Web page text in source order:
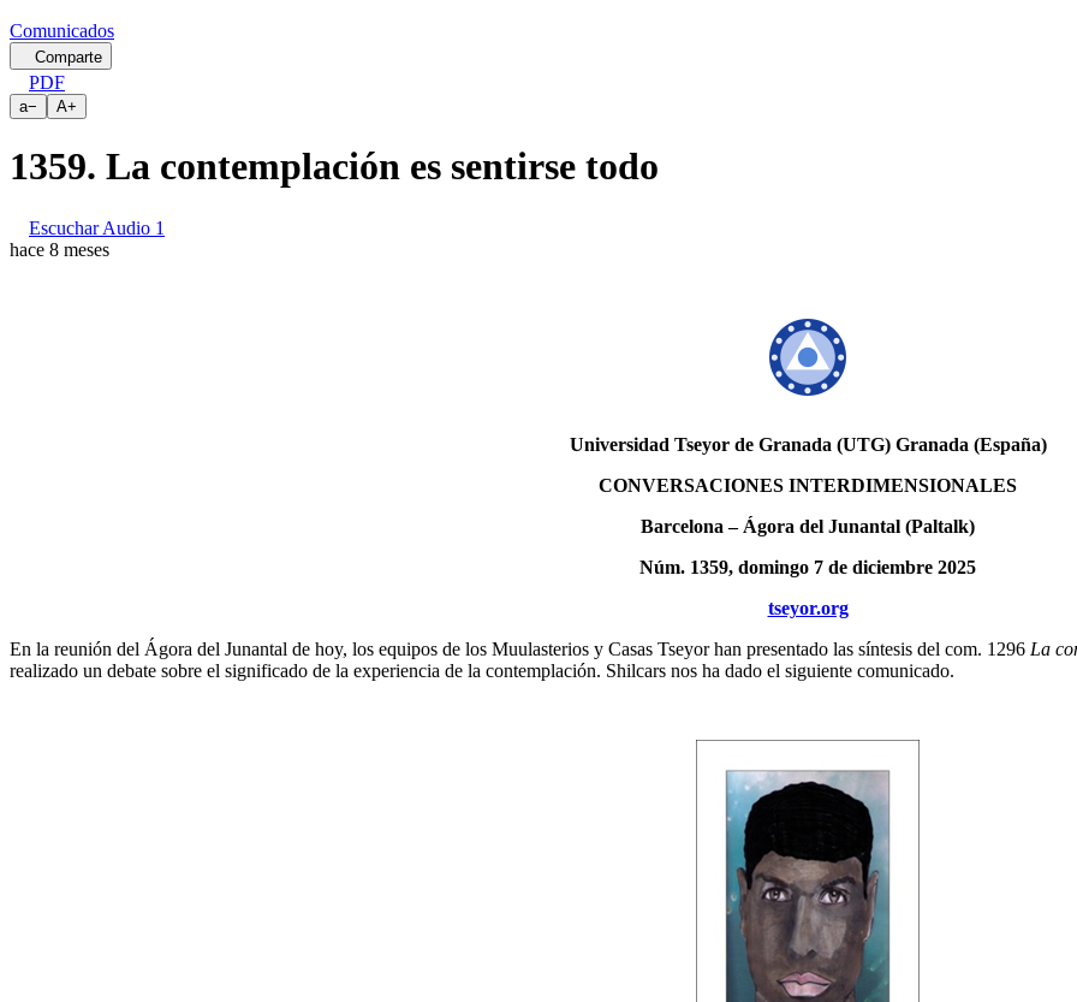
Comunicados
Comparte
PDF
a− A+
1359. La contemplación es sentirse todo
Escuchar Audio 1
hace 8 meses
Universidad Tseyor de Granada (UTG) Granada (España)
CONVERSACIONES INTERDIMENSIONALES
Barcelona – Ágora del Junantal (Paltalk)
Núm. 1359, domingo 7 de diciembre 2025
tseyor.org
En la reunión del Ágora del Junantal de hoy, los equipos de los Muulasterios y Casas Tseyor han presentado las síntesis del com. 1296 La
realizado un debate sobre el significado de la experiencia de la contemplación. Shilcars nos ha dado el siguiente comunicado.